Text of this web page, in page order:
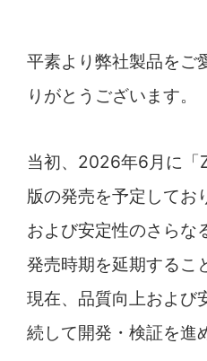
平素より弊社製品をご
りがとうございます。
当初、2026年6月に「
版の発売を予定してお
および安定性のさらな
発売時期を延期するこ
現在、品質向上および
続して開発・検証を進